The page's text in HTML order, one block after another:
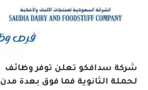
شركة سدافكو تعلن توفر وظائف
لحملة الثانوية فما فوق بعدة مدن